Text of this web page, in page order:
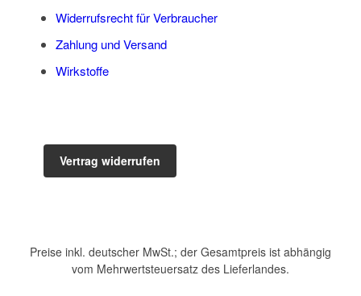
Widerrufsrecht für Verbraucher
Zahlung und Versand
Wirkstoffe
Vertrag widerrufen
Preise inkl. deutscher MwSt.; der Gesamtpreis ist abhängig
vom Mehrwertsteuersatz des Lieferlandes.